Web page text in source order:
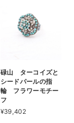
碌山 ターコイズと
シードパールの指
輪 フラワーモチー
フ
¥39,402